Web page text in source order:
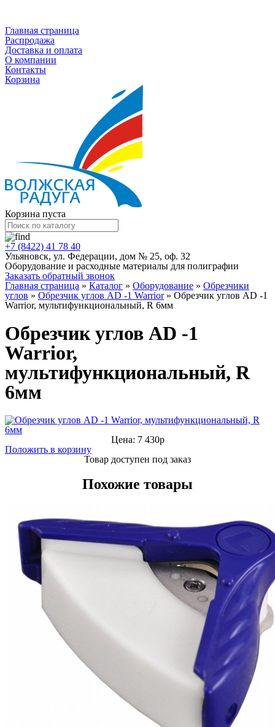
Главная страница
Распродажа
Доставка и оплата
О компании
Контакты
Корзина
Корзина пуста
+7 (8422) 41 78 40
Ульяновск, ул. Федерации, дом № 25, оф. 32
Оборудование и расходные материалы для полиграфии
Заказать обратный звонок
Главная страница » Каталог » Оборудование » Обрезчики
углов » Обрезчик углов AD -1 Warrior » Обрезчик углов AD -1
Warrior, мультифункциональный, R 6мм
Обрезчик углов AD -1
Warrior,
мультифункциональный, R
6мм
Цена: 7 430р
Положить в корзину
Товар доступен под заказ
Похожие товары